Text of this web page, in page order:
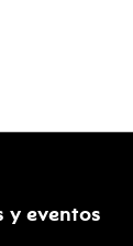
y eventos